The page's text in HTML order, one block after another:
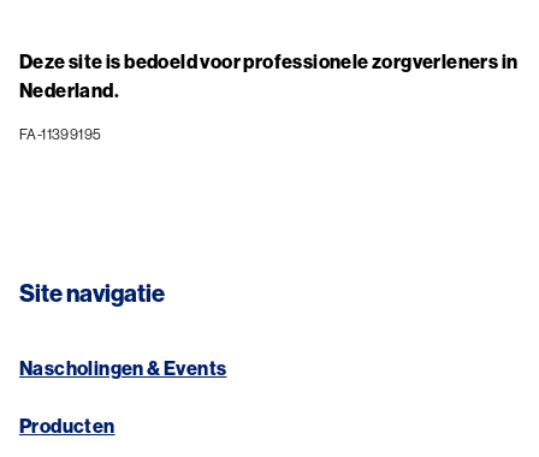
Deze site is bedoeld voor professionele zorgverleners in
Nederland.
FA-11399195
Site navigatie
Nascholingen & Events
Producten